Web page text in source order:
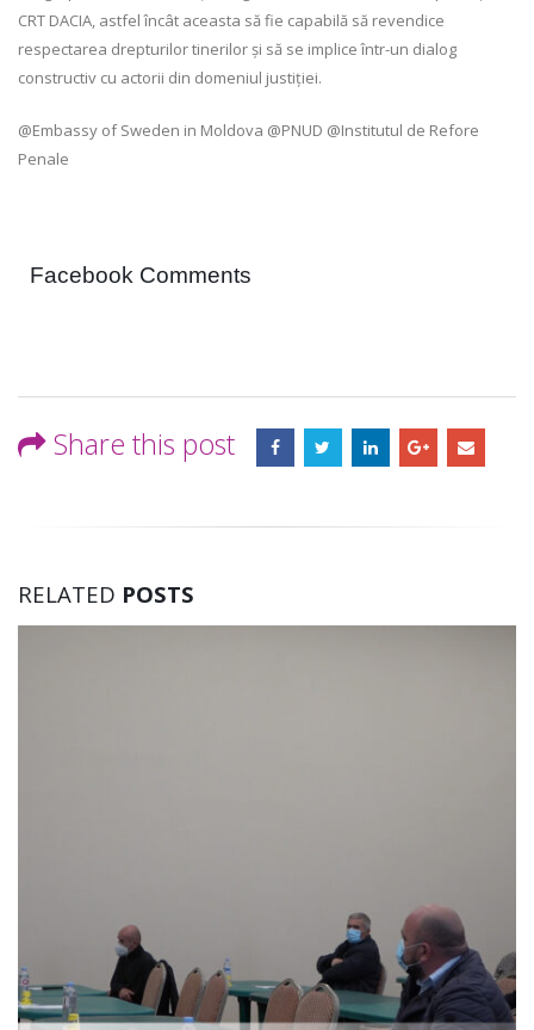
CRT DACIA, astfel încât aceasta să fie capabilă să revendice
respectarea drepturilor tinerilor și să se implice într-un dialog
constructiv cu actorii din domeniul justiției.
@Embassy of Sweden in Moldova @PNUD @Institutul de Refore
Penale
Facebook Comments
Share this post
RELATED POSTS